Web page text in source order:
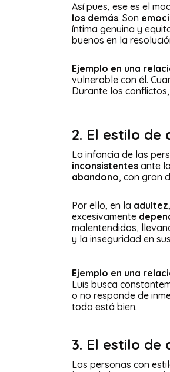
Así pues, ese es el
los demás. Son
íntima genuina y
buenos en la
Ejemplo en una
vulnerable con él.
Durante los
2. El estilo de
La infancia de las
inconsistentes ante
abandono, con gran
Por ello, en la adultez
excesivamente
malentendidos,
y la inseguridad en
Ejemplo en una
Luis busca
o no responde de
todo está bien.
3. El estilo de
Las personas con